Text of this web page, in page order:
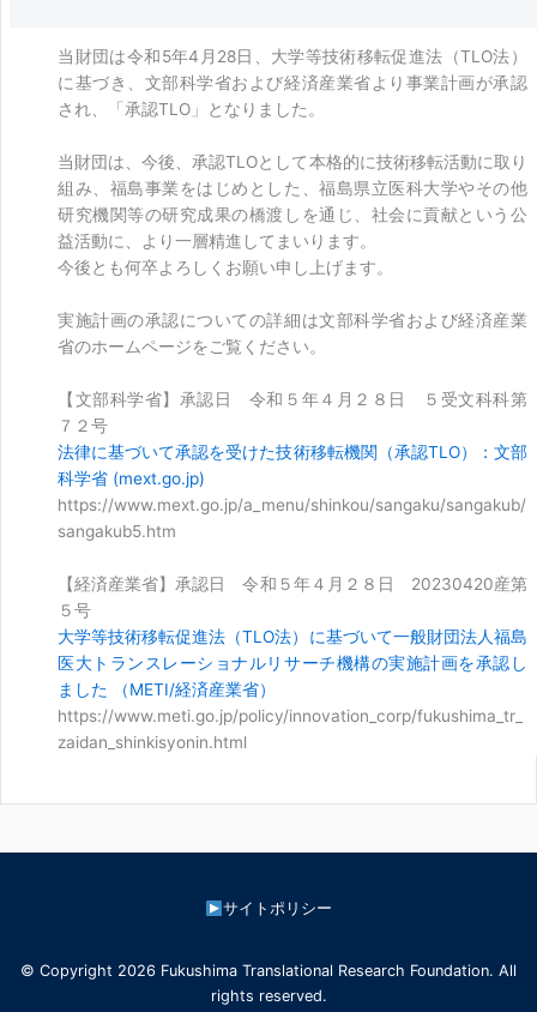
当財団は令和5年4月28日、大学等技術移転促進法（TLO法）
に基づき、文部科学省および経済産業省より事業計画が承認
され、「承認TLO」となりました。
当財団は、今後、承認TLOとして本格的に技術移転活動に取り
組み、福島事業をはじめとした、福島県立医科大学やその他
研究機関等の研究成果の橋渡しを通じ、社会に貢献という公
益活動に、より一層精進してまいります。
今後とも何卒よろしくお願い申し上げます。
実施計画の承認についての詳細は文部科学省および経済産業
省のホームページをご覧ください。
【文部科学省】承認日 令和５年４月２８日 ５受文科科第
７２号
法律に基づいて承認を受けた技術移転機関（承認TLO）：文部
科学省 (mext.go.jp)
https://www.mext.go.jp/a_menu/shinkou/sangaku/sangakub/
sangakub5.htm
【経済産業省】承認日 令和５年４月２８日 20230420産第
５号
大学等技術移転促進法（TLO法）に基づいて一般財団法人福島
医大トランスレーショナルリサーチ機構の実施計画を承認し
ました （METI/経済産業省）
https://www.meti.go.jp/policy/innovation_corp/fukushima_tr_
zaidan_shinkisyonin.html
サイトポリシー
© Copyright 2026 Fukushima Translational Research Foundation. All
rights reserved.